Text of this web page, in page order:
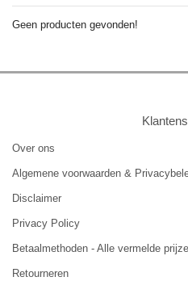
Geen producten gevonden!
Over ons
Algemene voorwaarden &
Disclaimer
Privacy Policy
Betaalmethoden - Alle vermelde
Retourneren